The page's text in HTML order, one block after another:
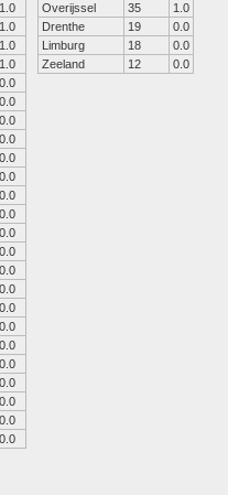
1.0
1.0
1.0
1.0
0.0
0.0
0.0
0.0
0.0
0.0
0.0
0.0
0.0
0.0
0.0
0.0
0.0
0.0
0.0
0.0
0.0
0.0
0.0
0.0
Overijssel
35
1.0
Drenthe
19
0.0
Limburg
18
0.0
Zeeland
12 0.0